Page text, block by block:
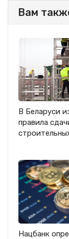
Вам
В Беларуси
правила
Нацбанк